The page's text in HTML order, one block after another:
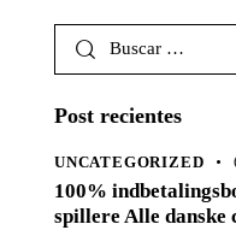
Post recientes
UNCATEGORIZED
100%
spillere Alle danske